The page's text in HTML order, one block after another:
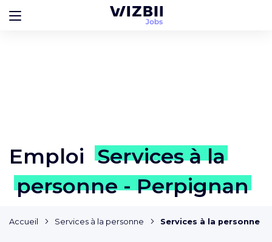
Emploi Services à la
personne - Perpignan
Accueil Services à la personne Services à la personne -